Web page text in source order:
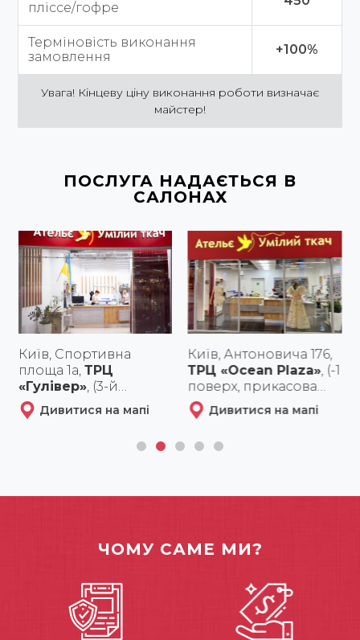
пліссе/гофре
Терміновість виконання
замовлення
+100%
Увага! Кінцеву ціну виконання роботи визначає
майстер!
ПОСЛУГА НАДАЄТЬСЯ В
САЛОНАХ
Київ, Спортивна
площа 1а, ТРЦ
«Гулівер», (3-й
поверх)
Дивитися на мапі
Київ, Антоновича 176,
ТРЦ «Ocean Plaza» , (-1
поверх, прикасова
зона Ашана)
Дивитися на мапі
ЧОМУ САМЕ МИ?